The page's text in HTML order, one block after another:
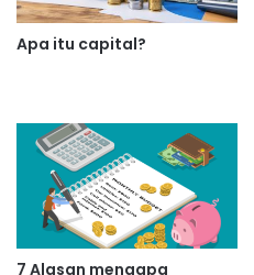
Apa itu capital?
7 Alasan mengapa